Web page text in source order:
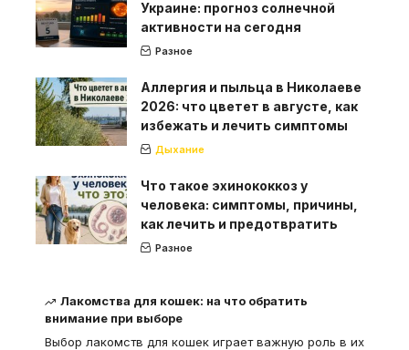
Украине: прогноз солнечной
активности на сегодня
Разное
Аллергия и пыльца в Николаеве
2026: что цветет в августе, как
избежать и лечить симптомы
Дыхание
Что такое эхинококкоз у
человека: симптомы, причины,
как лечить и предотвратить
Разное
Лакомства для кошек: на что обратить
внимание при выборе
Выбор лакомств для кошек играет важную роль в их